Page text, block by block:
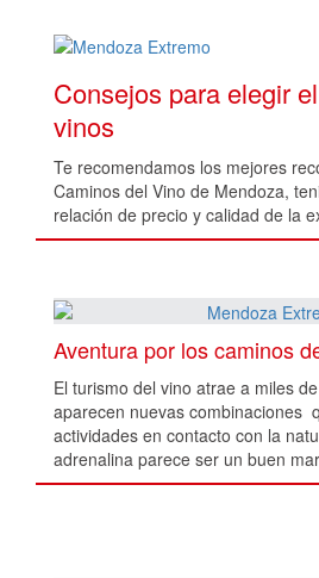
Consejos para elegir
vinos
Te recomendamos los mejores
Caminos del Vino de Mendoza,
relación de precio y calidad de la
Aventura por los caminos
El turismo del vino atrae a miles
aparecen nuevas combinaciones
actividades en contacto con la
adrenalina parece ser un buen